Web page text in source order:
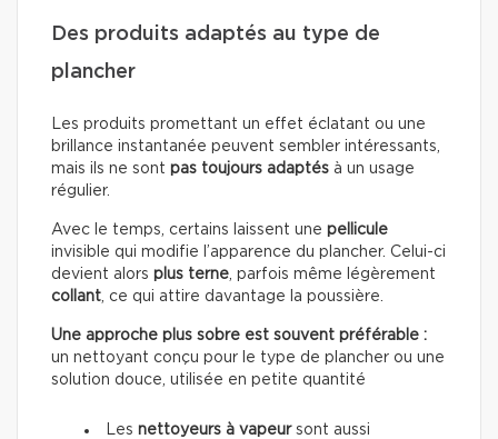
Des produits adaptés au type de
plancher
Les produits promettant un effet éclatant ou une
brillance instantanée peuvent sembler intéressants,
mais ils ne sont pas toujours adaptés à un usage
régulier.
Avec le temps, certains laissent une pellicule
invisible qui modifie l’apparence du plancher. Celui-ci
devient alors plus terne , parfois même légèrement
collant , ce qui attire davantage la poussière.
Une approche plus sobre est souvent préférable :
un nettoyant conçu pour le type de plancher ou une
solution douce, utilisée en petite quantité
Les nettoyeurs à vapeursont aussi